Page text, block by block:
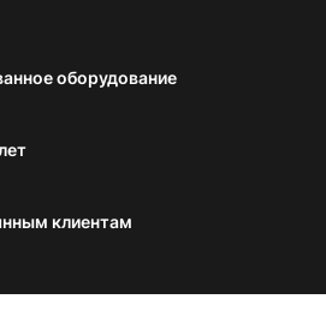
оборудование
клиентам